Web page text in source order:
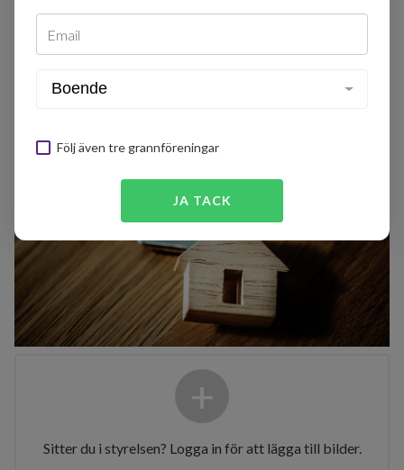
Email
Följ även tre grannföreningar
JA TACK
+
Sitter du i styrelsen? Logga in för att lägga till bilder.